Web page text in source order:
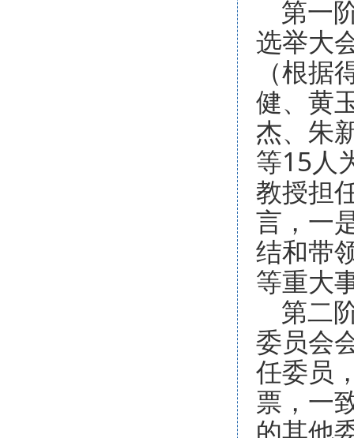
第一
选举大
（根
健、黄
杰、朱
等15人
教授担
言，一
结和带
等重大
第二
委员会
任委员
票，一